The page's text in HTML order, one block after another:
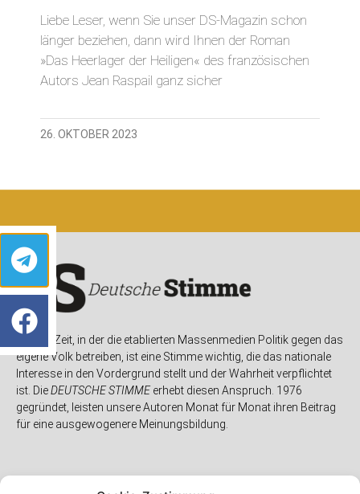
Liebe Leser, wenn Sie unser DS-Magazin schon
länger beziehen, dann wird Ihnen der Roman
»Das Heerlager der Heiligen« des französischen
Autors Jean Raspail ganz sicher
26. OKTOBER 2023
In einer Zeit, in der die etablierten Massenmedien Politik gegen das
eigene Volk betreiben, ist eine Stimme wichtig, die das nationale
Interesse in den Vordergrund stellt und der Wahrheit verpflichtet
ist. DieDEUTSCHE STIMMEerhebt diesen Anspruch. 1976
gegründet, leisten unsere Autoren Monat für Monat ihren Beitrag
für eine ausgewogenere Meinungsbildung.